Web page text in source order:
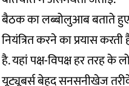
बैठक का लब्बोलुआब बताते हुए
नियंत्रित करने का प्रयास
है. यहां पक्ष-विपक्ष हर तरह के
यूट्यूबर्स बेहद सनसनीखेज